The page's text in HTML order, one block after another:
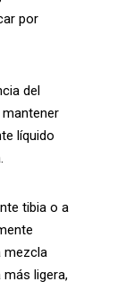
por
del
líquido
tibia o a
mezcla
ligera,